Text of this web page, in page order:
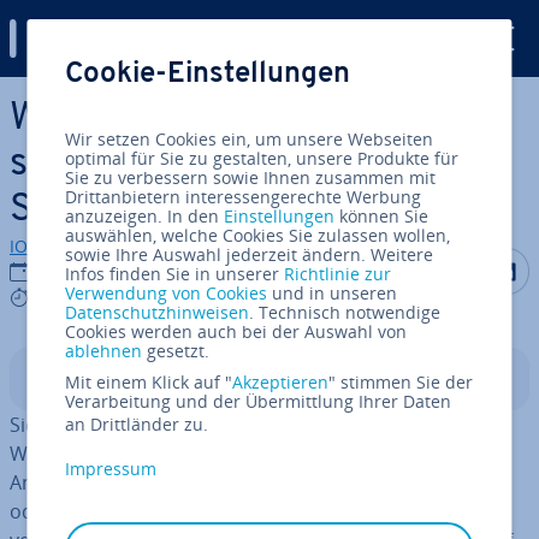
Zum Haupt­in­halt springen
WhatsApp-Status-Videos
speichern in wenigen
Schritten
IONOS Redaktion
14.11.2024
6 mins
Auf Auf
In­halts­ver­zeich­nis
Sie wollen Status-Videos speichern, bevor diese in
WhatsApp nach 24 Stunden einfach ver­schwin­den? Auf
Android-Geräten können Sie dafür den Da­tei­ma­na­ger
oder eine App wie „Status Saver – Down­loa­der“
Cookie-Einstellungen
Wir setzen Cookies ein, um unsere Webseiten
optimal für Sie zu gestalten, unsere Produkte für
Sie zu verbessern sowie Ihnen zusammen mit
Drittanbietern interessengerechte Werbung
anzuzeigen. In den Einstellungen können Sie
auswählen, welche Cookies Sie zulassen wollen,
sowie Ihre Auswahl jederzeit ändern. Weitere
Infos finden Sie in unserer Richtlinie zur
Verwendung von Cookies und in unseren
Datenschutzhinweisen. Technisch notwendige
Cookies werden auch bei der Auswahl von
ablehnen gesetzt.
Mit einem Klick auf "Akzeptieren" stimmen Sie der
Verarbeitung und der Übermittlung Ihrer Daten
an Drittländer zu.
Impressum